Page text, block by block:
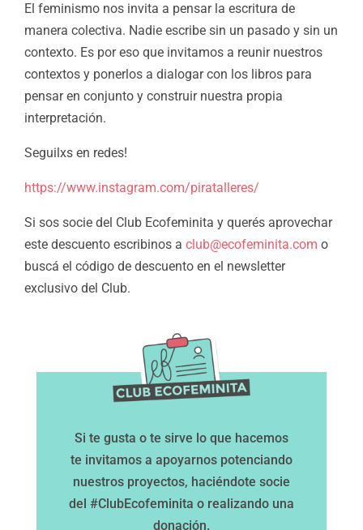
El feminismo nos invita a pensar la escritura de
manera colectiva. Nadie escribe sin un pasado y sin un
contexto. Es por eso que invitamos a reunir nuestros
contextos y ponerlos a dialogar con los libros para
pensar en conjunto y construir nuestra propia
interpretación.
Seguilxs en redes!
https://www.instagram.com/piratalleres/
Si sos socie del Club Ecofeminita y querés aprovechar
este descuento escribinos a club@ecofeminita.com o
buscá el código de descuento en el newsletter
exclusivo del Club.
Si te gusta o te sirve lo que hacemos
te invitamos a apoyarnos potenciando
nuestros proyectos, haciéndote socie
del #ClubEcofeminita o realizando una
donación.